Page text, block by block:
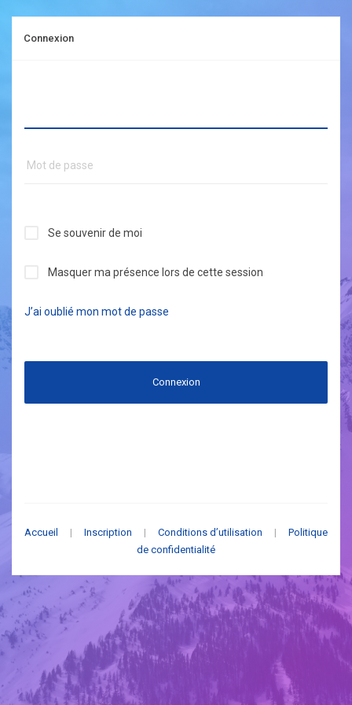
Connexion
Se souvenir de moi
Masquer ma présence lors de cette session
J’ai oublié mon mot de passe
Connexion
Accueil | Inscription | Conditions d’utilisation |
Politique
de confidentialité